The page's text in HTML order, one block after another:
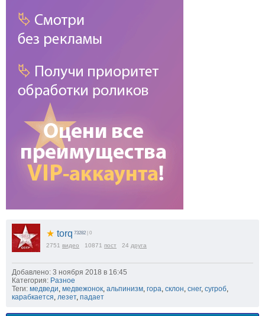
★ torq 73282 | 0
2751 видео 10871 пост 24 друга
Добавлено: 3 ноября 2018 в 16:45
Категория: Разное
Теги: медведи, медвежонок, альпинизм, гора, склон, снег, сугроб,
карабкается, лезет, падает